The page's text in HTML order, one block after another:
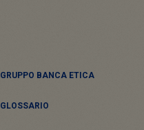
GRUPPO BANCA ETICA
GLOSSARIO